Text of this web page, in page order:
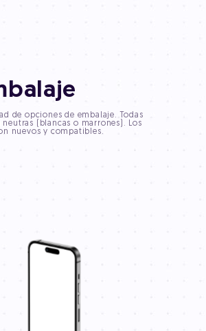
de opciones de embalaje. Todas
neutras (blancas o marrones). Los
nuevos y compatibles.